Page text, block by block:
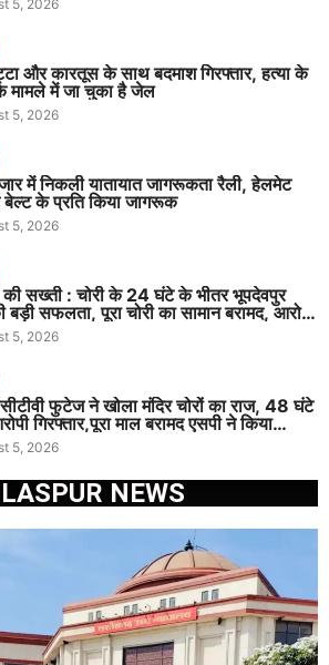
5, 2026
और कारतूस के साथ बदमाश गिरफ्तार, हत्या के
मामले में जा चुका है जेल
5, 2026
में निकली यातायात जागरूकता रैली, हेलमेट
के प्रति किया जागरूक
5, 2026
सख्ती : चोरी के 24 घंटे के भीतर भूपदेवपुर
बड़ी सफलता, पूरा चोरी का सामान बरामद, आरोपी
5, 2026
फुटेज ने खोला मंदिर चोरों का राज, 48 घंटे
गिरफ्तार,पूरा माल बरामद एसपी ने किया
5, 2026
NEWS